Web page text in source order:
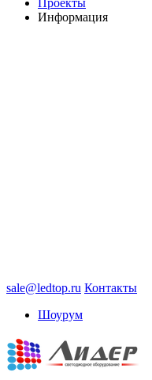
Проекты
Информация
sale@ledtop.ru Контакты
Шоурум